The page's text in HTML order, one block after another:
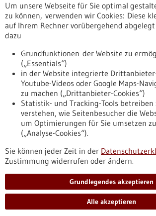
Erscheinungsdatum
Nach oben
Informiert bleiben
Newsletter abonnieren
Um unsere Webseite für Sie optimal
zu können, verwenden wir Cookies: Diese
auf Ihrem Rechner vorübergehend
dazu
Grundfunktionen der Website zu
(„Essentials“)
in der Website integrierte
Youtube-Videos oder Google Maps-
zu machen („Drittanbieter-Cookies“)
Statistik- und Tracking-Tools betreiben
verstehen, wie Seitenbesucher die
um Optimierungen für Sie umsetzen
(„Analyse-Cookies“).
Sie können jeder Zeit in der
Zustimmung widerrufen oder ändern.
Grundlegendes akzeptieren
Alle akzeptieren